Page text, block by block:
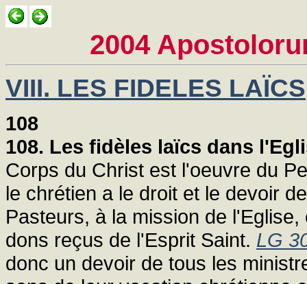
2004
VIII. LES FIDELES LAÏCS
108
108. Les fidèles laïcs dans
Corps du Christ est l'oeuvre du
le chrétien a le droit et le devoir
Pasteurs, à la mission de
dons reçus de l'Esprit Saint. LG
donc un devoir de tous les